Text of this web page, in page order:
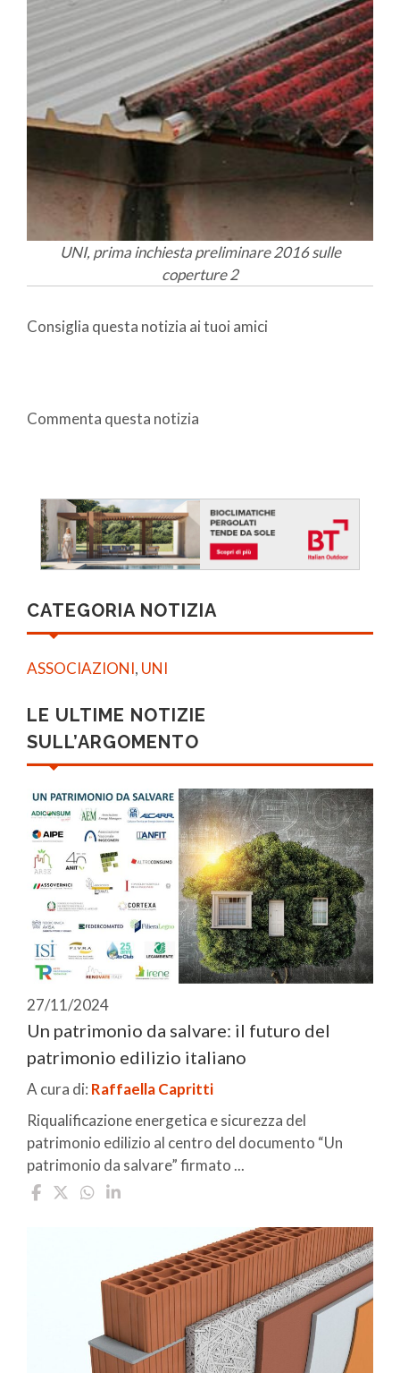
UNI, prima inchiesta preliminare 2016 sulle
coperture 2
Consiglia questa notizia ai tuoi amici
Commenta questa notizia
CATEGORIA NOTIZIA
ASSOCIAZIONI, UNI
LE ULTIME NOTIZIE
SULL’ARGOMENTO
27/11/2024
Un patrimonio da salvare: il futuro del
patrimonio edilizio italiano
A cura di: Raffaella Capritti
Riqualificazione energetica e sicurezza del
patrimonio edilizio al centro del documento “Un
patrimonio da salvare” firmato ...